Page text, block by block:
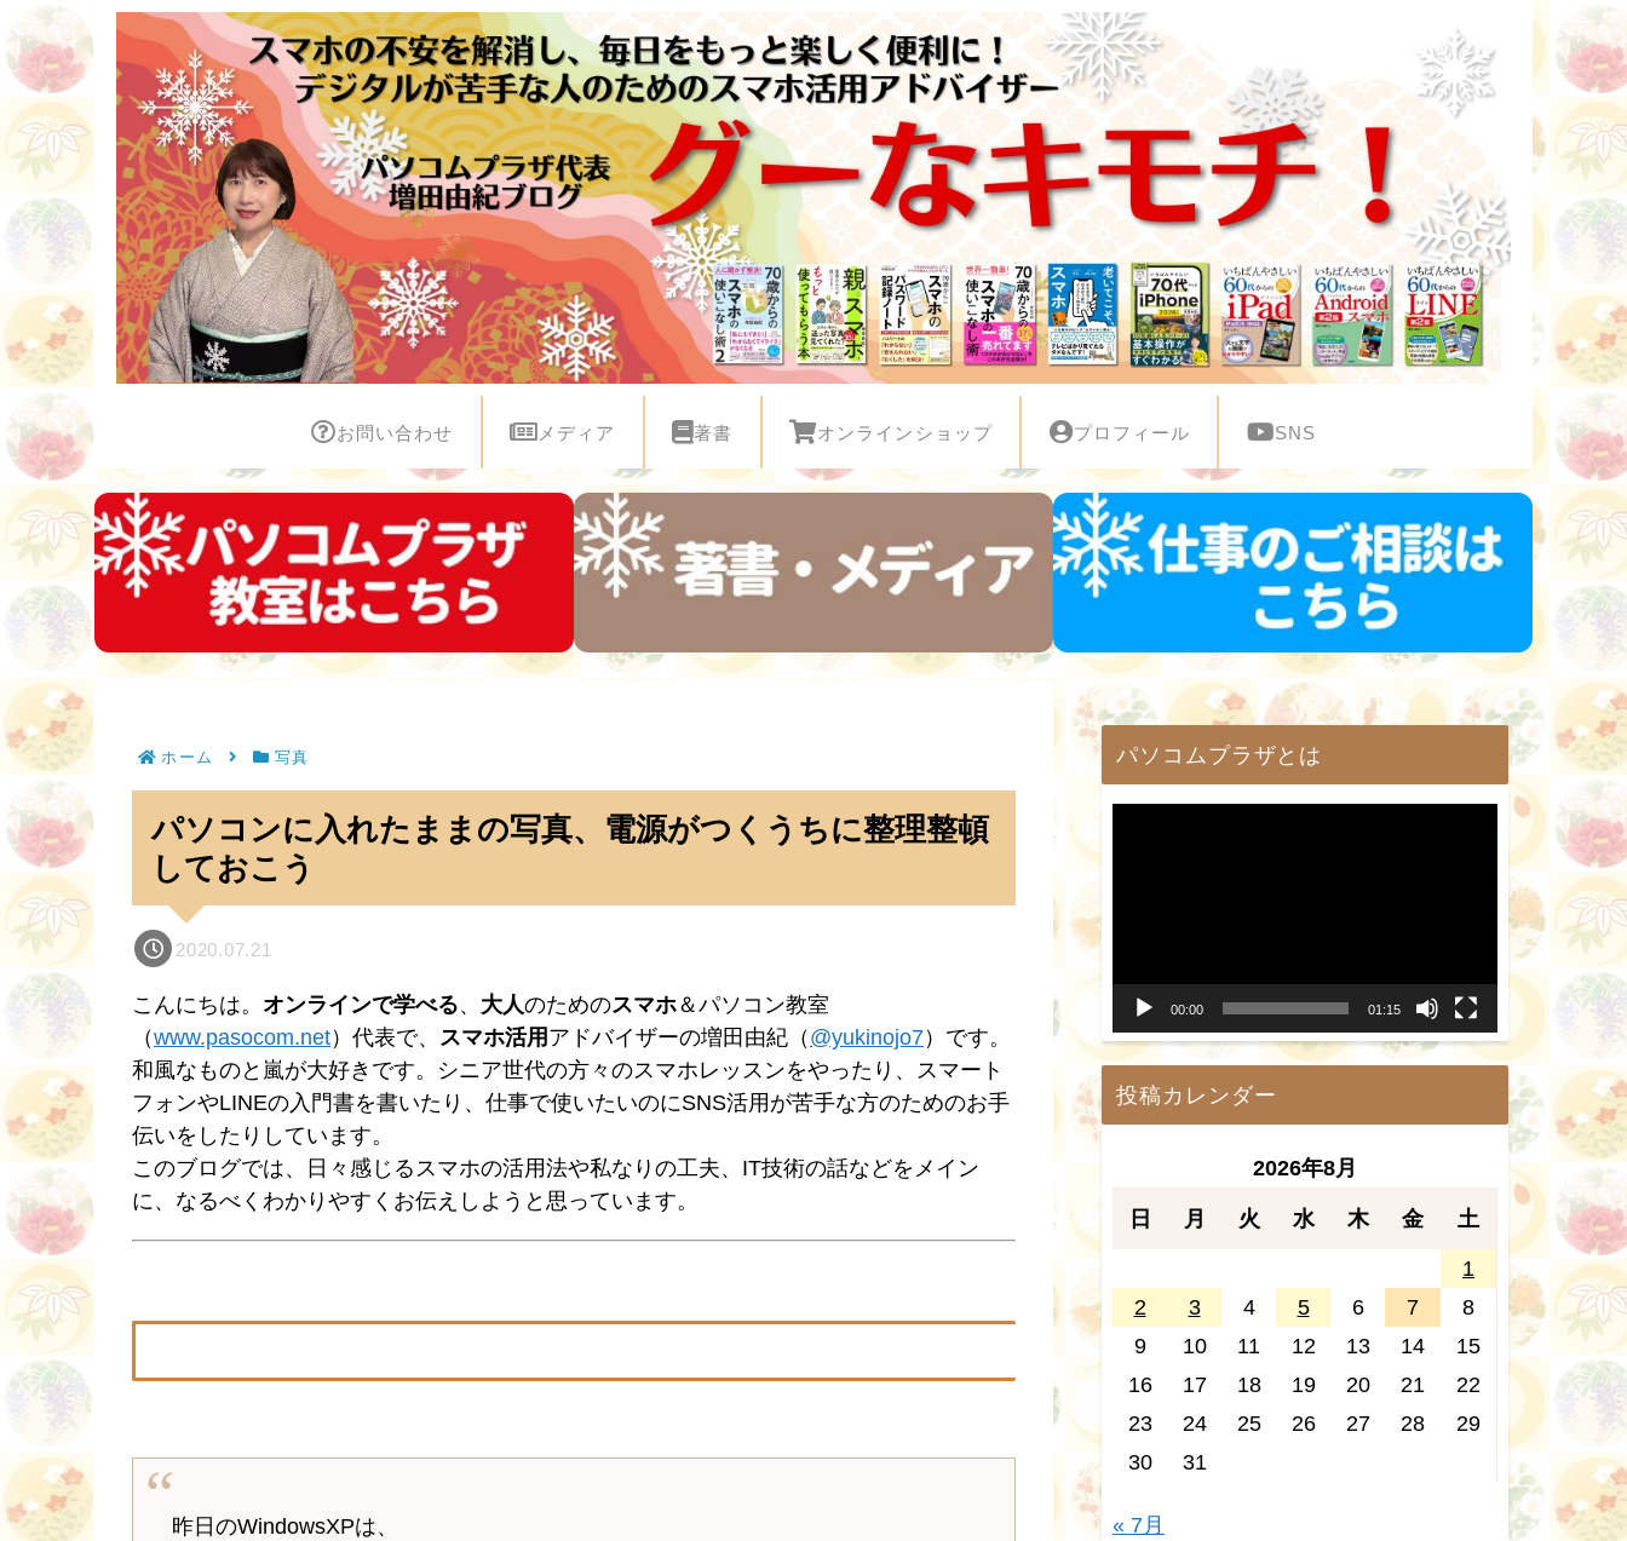
お問い合わせ メディア 著書 オンラインショップ プロフィール SNS
ホーム 写真
パソコンに入れたままの写真、電源がつくうちに整理整頓
しておこう
2020.07.21
こんにちは。 オンラインで学べる、 大人のためのスマホ＆パソコン教室
（www.pasocom.net）代表で、 スマホ活用 アドバイザーの増田由紀（ @yukinojo7）です。
和風なものと嵐が大好きです。シニア世代の方々のスマホレッスンをやったり、スマート
フォンやLINEの入門書を書いたり、仕事で使いたいのにSNS活用が苦手な方のためのお手
伝いをしたりしています。
このブログでは、日々感じるスマホの活用法や私なりの工夫、IT技術の話などをメイン
に、なるべくわかりやすくお伝えしようと思っています。
昨日のWindowsXPは、
パソコムプラザとは
ー
00:00 01:15
投稿カレンダー
2026年8月
日 月 火 水 木 金 土
1
2
3 4 5 6 7
8
9
10 11 12 13 14
15
16
17 18 19 20 21
22
23
24 25 26 27 28
29
30
31
« 7月